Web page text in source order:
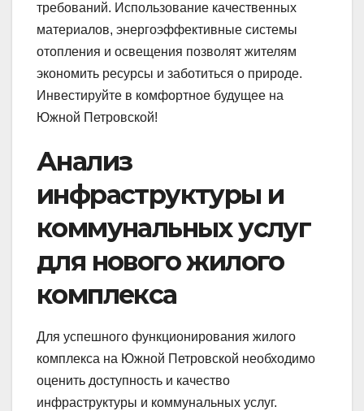
требований. Использование качественных
материалов, энергоэффективные системы
отопления и освещения позволят жителям
экономить ресурсы и заботиться о природе.
Инвестируйте в комфортное будущее на
Южной Петровской!
Анализ
инфраструктуры и
коммунальных услуг
для нового жилого
комплекса
Для успешного функционирования жилого
комплекса на Южной Петровской необходимо
оценить доступность и качество
инфраструктуры и коммунальных услуг.